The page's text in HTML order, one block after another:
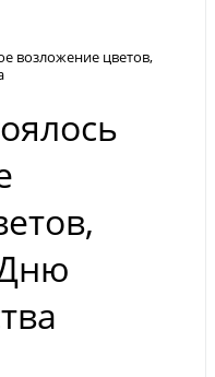
возложение цветов,